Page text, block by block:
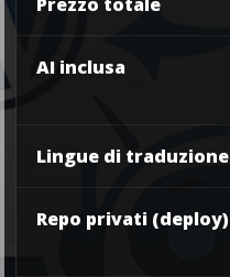
AI inclusa
Lingue di traduzione
Repo privati (deploy)